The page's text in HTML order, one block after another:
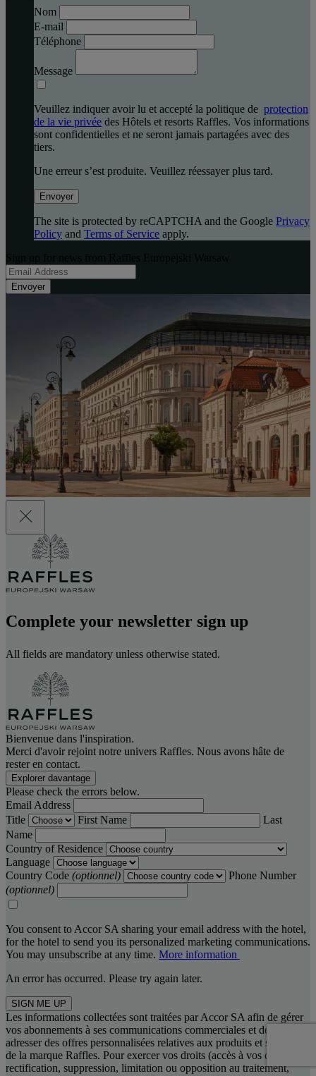
Nom
E-mail
Téléphone
Message
Veuillez indiquer avoir lu et accepté la politique de protection
de la vie privée des Hôtels et resorts Raffles. Vos informations
sont confidentielles et ne seront jamais partagées avec des
tiers.
Une erreur s’est produite. Veuillez réessayer plus tard.
Envoyer
The site is protected by reCAPTCHA and the Google Privacy
Policy and Terms of Service apply.
Envoyer
Complete your newsletter sign up
All fields are mandatory unless otherwise stated.
Bienvenue dans l'inspiration.
Merci d'avoir rejoint notre univers Raffles. Nous avons hâte de
rester en contact.
Explorer davantage
Please check the errors below.
Email Address
Title
First Name
Last
Name
Country of Residence
Language
Country Code (optionnel)
Phone Number
(optionnel)
You consent to Accor SA sharing your email address with the hotel,
for the hotel to send you its personalized marketing communications.
You may unsubscribe at any time. More information
An error has occurred. Please try again later.
SIGN ME UP
Les informations collectées sont traitées par Accor SA afin de gérer
vos abonnements à ses communications commerciales et de vous
adresser des offres personnalisées relatives aux produits et services
de la marque Raffles. Pour exercer vos droits (accès à vos données,
rectification, suppression, limitation ou opposition au traitement,